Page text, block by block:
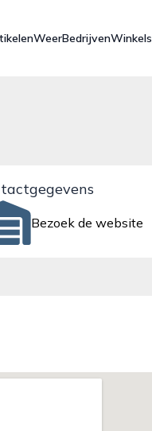
WeerBedrijvenWinkels
Bezoek de website